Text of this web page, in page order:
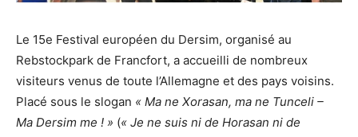
Le 15e Festival européen du Dersim, organisé au
Rebstockpark de Francfort, a accueilli de nombreux
visiteurs venus de toute l’Allemagne et des pays voisins.
Placé sous le slogan « Ma ne Xorasan, ma ne Tunceli –
Ma Dersim me ! » (« Je ne suis ni de Horasan ni de